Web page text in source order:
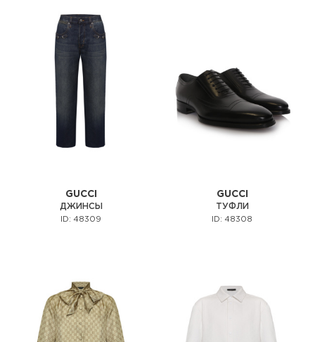
GUCCI
ДЖИНСЫ
ID: 48309
GUCCI
ТУФЛИ
ID: 48308